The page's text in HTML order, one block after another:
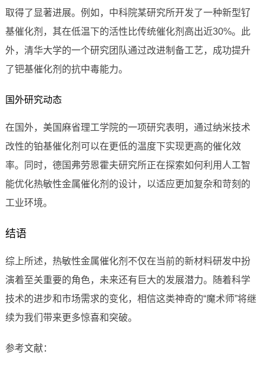
取得了显著进展。例如，中科院某研究所开发了一种新型钌
基催化剂，其在低温下的活性比传统催化剂高出近30%。此
外，清华大学的一个研究团队通过改进制备工艺，成功提升
了钯基催化剂的抗中毒能力。
国外研究动态
在国外，美国麻省理工学院的一项研究表明，通过纳米技术
改性的铂基催化剂可以在更低的温度下实现更高的催化效
率。同时，德国弗劳恩霍夫研究所正在探索如何利用人工智
能优化热敏性金属催化剂的设计，以适应更加复杂和苛刻的
工业环境。
结语
综上所述，热敏性金属催化剂不仅在当前的新材料研发中扮
演着至关重要的角色，未来还有巨大的发展潜力。随着科学
技术的进步和市场需求的变化，相信这类神奇的“魔术师”将继
续为我们带来更多惊喜和突破。
参考文献：